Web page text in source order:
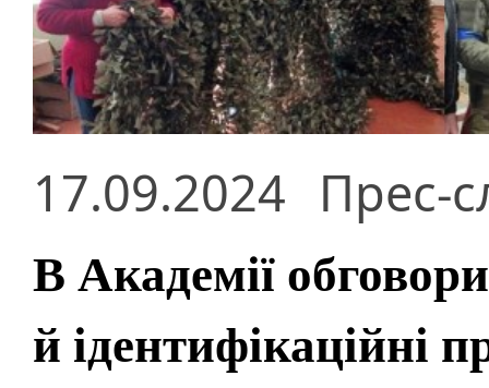
17.09.2024 Прес-
В Академії
й ідентифікаційні